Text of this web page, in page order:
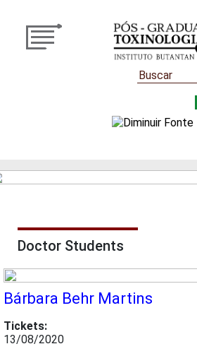
Doctor Students
Bárbara Behr Martins
Tickets:
13/08/2020